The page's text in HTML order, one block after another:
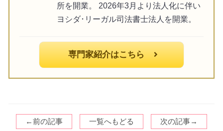
所を開業。 2026年3月より法人化に伴い
ヨシダ･リーガル司法書士法人を開業。
専門家紹介はこちら
←前の記事 一覧へもどる 次の記事→